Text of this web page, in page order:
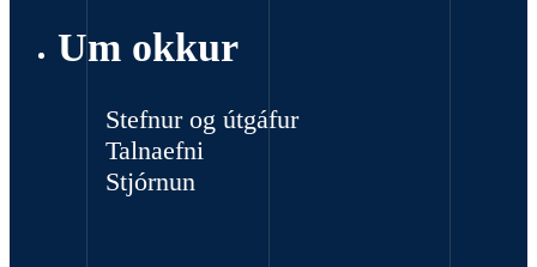
Um okkur
Stefnur og útgáfur
Talnaefni
Stjórnun